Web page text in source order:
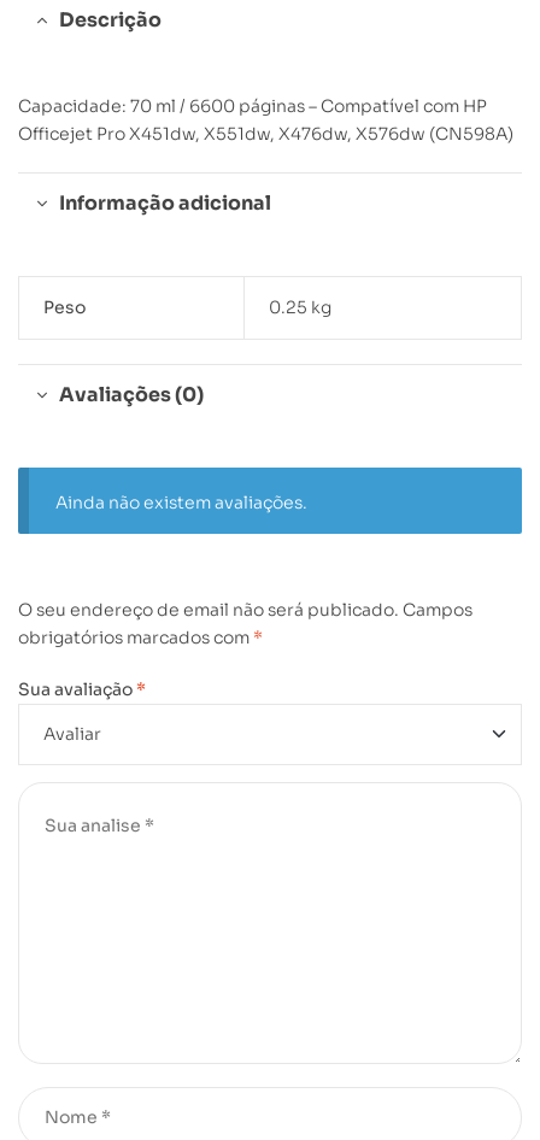
Descrição
Capacidade: 70 ml / 6600 páginas – Compatível com HP
Officejet Pro X451dw, X551dw, X476dw, X576dw (CN598A)
Informação adicional
Peso 0.25 kg
Avaliações (0)
Ainda não existem avaliações.
O seu endereço de email não será publicado. Campos
obrigatórios marcados com *
Sua avaliação *